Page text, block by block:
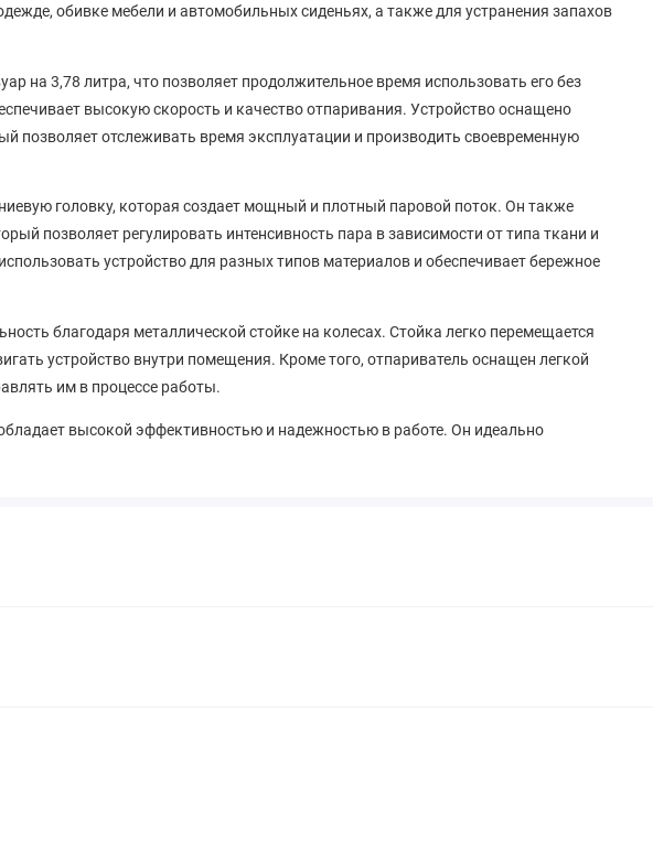
обивке мебели и автомобильных сиденьях, а также для устранения запахов
на 3,78 литра, что позволяет продолжительное время использовать его без
высокую скорость и качество отпаривания. Устройство оснащено
позволяет отслеживать время эксплуатации и производить своевременную
головку, которая создает мощный и плотный паровой поток. Он также
позволяет регулировать интенсивность пара в зависимости от типа ткани и
устройство для разных типов материалов и обеспечивает бережное
благодаря металлической стойке на колесах. Стойка легко перемещается
устройство внутри помещения. Кроме того, отпариватель оснащен легкой
им в процессе работы.
высокой эффективностью и надежностью в работе. Он идеально